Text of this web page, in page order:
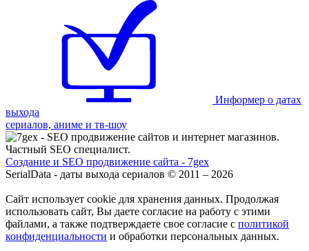
Информер о датах
выхода
сериалов, аниме и тв-шоу
Создание и SEO продвижение сайта - 7gex
SerialData - даты выхода сериалов © 2011 – 2026
Сайт использует cookie для хранения данных. Продолжая
использовать сайт, Вы даете согласие на работу с этими
файлами, а также подтверждаете свое согласие с политикой
конфиденциальности и обработки персональных данных.